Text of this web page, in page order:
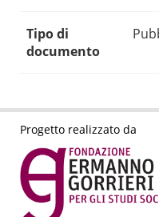
Tipo di
documento
Progetto realizzato da